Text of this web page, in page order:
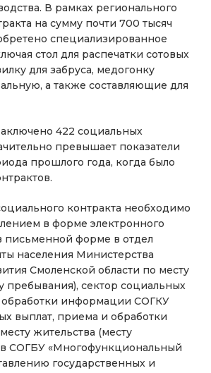
В рамках регионального
на сумму почти 700 тысяч
специализированное
стол для распечатки сотовых
для забруса, медогонку
а также составляющие для
422 социальных
превышает показатели
прошлого года, когда было
контракта необходимо
в форме электронного
письменной форме в отдел
населения Министерства
Смоленской области по месту
пребывания), сектор социальных
обработки информации СОГКУ
выплат, приема и обработки
жительства (месту
СОГБУ «Многофункциональный
государственных и